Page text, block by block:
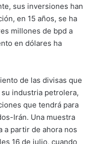
sus inversiones han
en 15 años, se ha
millones de bpd a
en dólares ha
de las divisas que
industria petrolera,
que tendrá para
Irán. Una muestra
a partir de ahora nos
16 de julio, cuando